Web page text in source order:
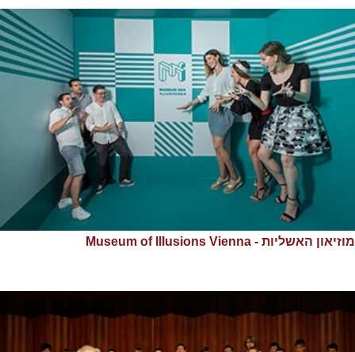
מוזיאון האשליות - Museum of Illusions Vienna